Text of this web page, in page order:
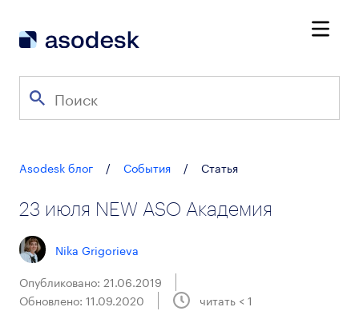
Asodesk блог / События / Статья
23 июля NEW ASO Академия
Nika Grigorieva
Опубликовано: 21.06.2019
Обновлено: 11.09.2020
читать < 1